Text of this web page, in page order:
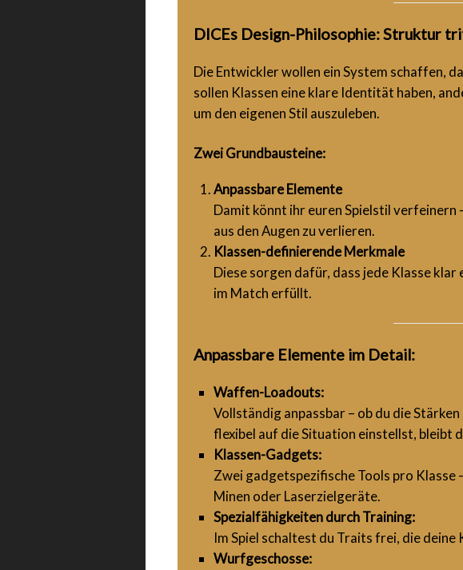
DICEs Design-Philosophie: Struktur
Die Entwickler wollen ein System schaffen,
sollen Klassen eine klare Identität haben,
um den eigenen Stil auszuleben.
Zwei Grundbausteine:
Anpassbare Elemente
Damit könnt ihr euren Spielstil verfeinern
aus den Augen zu verlieren.
Klassen-definierende Merkmale
Diese sorgen dafür, dass jede Klasse
im Match erfüllt.
Anpassbare Elemente im Detail:
Waffen-Loadouts:
Vollständig anpassbar – ob du die
flexibel auf die Situation einstellst, bleibt
Klassen-Gadgets:
Zwei gadgetspezifische Tools pro Klasse
Minen oder Laserzielgeräte.
Spezialfähigkeiten durch Training:
Im Spiel schaltest du Traits frei, die
Wurfgeschosse: